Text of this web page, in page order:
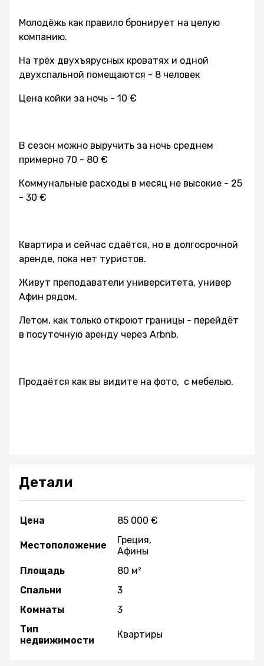
Молодёжь как правило бронирует на целую
компанию.
На трёх двухъярусных кроватях и одной
двухспальной помещаются - 8 человек
Цена койки за ночь - 10 €
В сезон можно выручить за ночь среднем
примерно 70 - 80 €
Коммунальные расходы в месяц не высокие - 25
- 30 €
Квартира и сейчас сдаётся, но в долгосрочной
аренде, пока нет туристов.
Живут преподаватели университета, универ
Афин рядом.
Летом, как только откроют границы - перейдёт
в посуточную аренду через Arbnb.
Продаётся как вы видите на фото, с мебелью.
Детали
Цена 85 000 €
Местоположение
Греция,
Афины
Площадь
80 м²
Спальни
3
Комнаты
3
Тип
недвижимости
Квартиры